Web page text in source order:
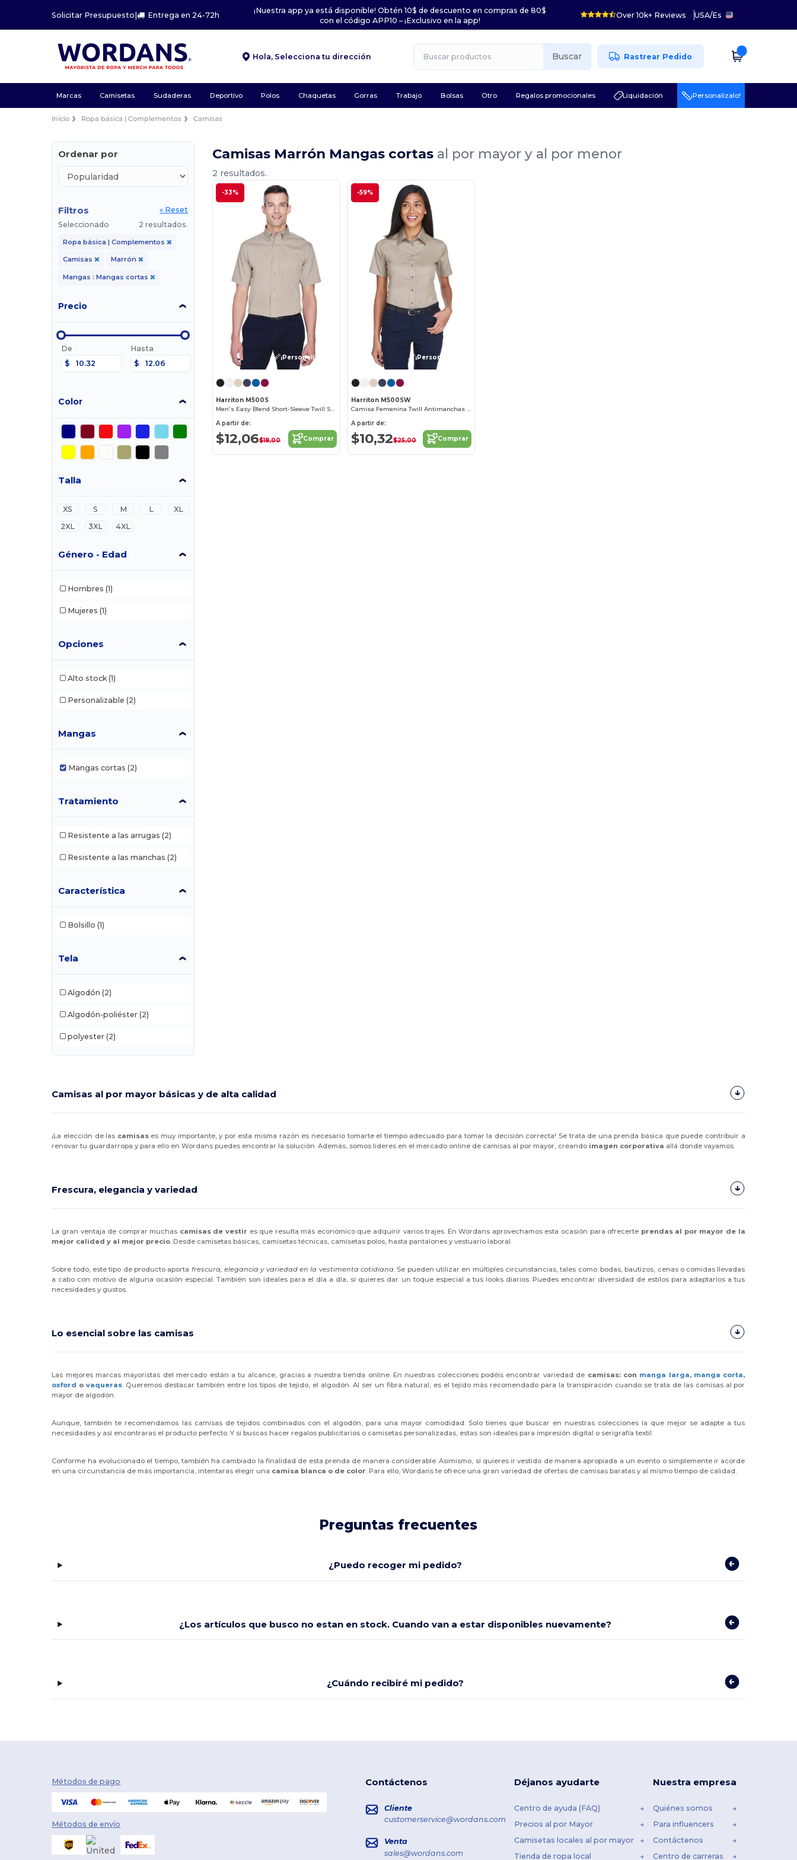
Solicitar Presupuesto| Entrega en 24-72h
¡Nuestra app ya está disponible! Obtén 10$ de descuento en compras de 80$
con el código APP10 – ¡Exclusivo en la app!
Over 10k+ Reviews USA/Es
Hola, Selecciona tu dirección Buscar Rastrear Pedido
Marcas Camisetas Sudaderas Deportivo Polos Chaquetas Gorras Trabajo Bolsas Otro Regalos promocionales Liquidación ¡Personalízalo!
Inicio Ropa básica | Complementos Camisas
Ordenar por
Filtros
« Reset
Seleccionado
2 resultados.
Ropa básica | Complementos
Camisas Marrón
Mangas : Mangas cortas
Precio
De
$
Hasta
$
Color
Talla
XS S M L
XL
2XL
3XL 4XL
Género - Edad
Hombres (1)
Mujeres (1)
Opciones
Alto stock (1)
Personalizable (2)
Mangas
Mangas cortas (2)
Tratamiento
Resistente a las arrugas (2)
Resistente a las manchas (2)
Característica
Bolsillo (1)
Tela
Algodón (2)
Algodón-poliéster (2)
polyester (2)
Camisas Marrón Mangas cortas al por mayor y al por menor
2 resultados.
-33%
¡Personalízalo!
Harriton M500S
Men's Easy Blend Short-Sleeve Twill Shirt with Stain-Release
A partir de:
$12,06$18,00 Comprar
-59%
¡Personalízalo!
Harriton M500SW
Camisa Femenina Twill Antimanchas y Antirrugas
A partir de:
$10,32$25,00 Comprar
Camisas al por mayor básicas y de alta calidad
¡La elección de las camisas es muy importante, y por esta misma razón es necesario tomarte el tiempo adecuado para tomar la decisión correcta! Se trata de una prenda básica que puede contribuir a
renovar tu guardarropa y para ello en Wordans puedes encontrar la solución. Además, somos lideres en el mercado online de camisas al por mayor, creando imagen corporativa allá donde vayamos.
Frescura, elegancia y variedad
La gran ventaja de comprar muchas camisas de vestir es que resulta más económico que adquirir varios trajes. En Wordans aprovechamos esta ocasión para ofrecerte prendas al por mayor de la
mejor calidad y al mejor precio . Desde camisetas básicas, camisetas técnicas, camisetas polos, hasta pantalones y vestuario laboral.
Sobre todo, este tipo de producto aporta frescura, elegancia y variedad en la vestimenta cotidiana . Se pueden utilizar en múltiples circunstancias, tales como: bodas, bautizos, cenas o comidas llevadas
a cabo con motivo de alguna ocasión especial. También son ideales para el día a día, si quieres dar un toque especial a tus looks diarios. Puedes encontrar diversidad de estilos para adaptarlos a tus
necesidades y gustos.
Lo esencial sobre las camisas
Las mejores marcas mayoristas del mercado están a tu alcance, gracias a nuestra tienda online. En nuestras colecciones podéis encontrar variedad de camisas: con manga larga, manga corta,
oxford ovaqueras . Queremos destacar también entre los tipos de tejido, el algodón. Al ser un fibra natural, es el tejido más recomendado para la transpiración cuando se trata de las camisas al por
mayor de algodón.
Aunque, también te recomendamos las camisas de tejidos combinados con el algodón, para una mayor comodidad. Solo tienes que buscar en nuestras colecciones la que mejor se adapte a tus
necesidades y así encontraras el producto perfecto. Y si buscas hacer regalos publicitarios o camisetas personalizadas, estas son ideales para impresión digital o serigrafía textil.
Conforme ha evolucionado el tiempo, también ha cambiado la finalidad de esta prenda de manera considerable. Asimismo, si quieres ir vestido de manera apropiada a un evento o simplemente ir acorde
en una circunstancia de más importancia, intentaras elegir una camisa blanca o de color . Para ello, Wordans te ofrece una gran variedad de ofertas de camisas baratas y al mismo tiempo de calidad.
Preguntas frecuentes
¿Puedo recoger mi pedido?
¿Los artículos que busco no estan en stock. Cuando van a estar disponibles nuevamente?
¿Cuándo recibiré mi pedido?
Métodos de pago
Métodos de envío
Contáctenos
Cliente
customerservice@wordans.com
Venta
sales@wordans.com
Déjanos ayudarte
Centro de ayuda (FAQ)
Precios al por Mayor
Camisetas locales al por mayor
Tienda de ropa local
Nuestra empresa
Quiénes somos
Para influencers
Contáctenos
Centro de carreras